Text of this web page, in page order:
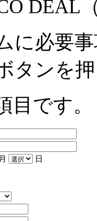
DEAL
に必要
タンを
目です。
月 日